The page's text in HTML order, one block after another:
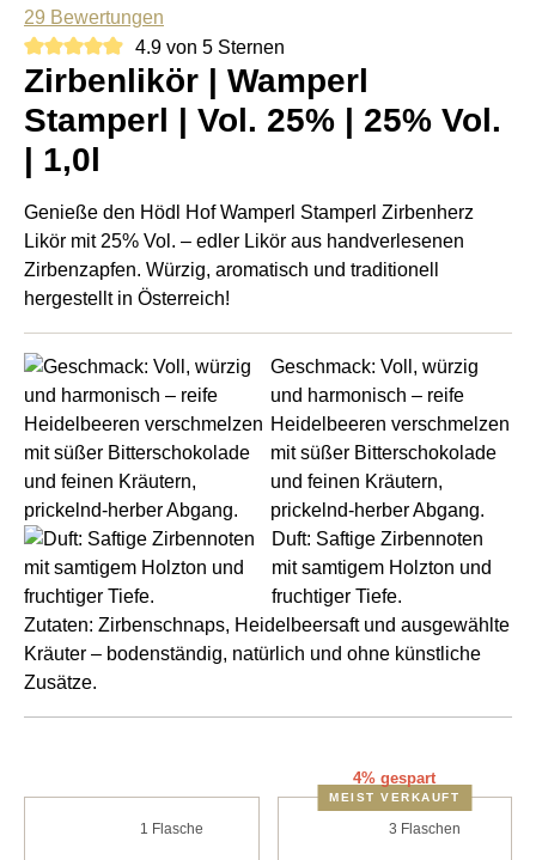
4.9 von 5 Sternen
29 Bewertungen
Zirbenlikör | Wamperl
Stamperl | Vol. 25% | 25% Vol.
| 1,0l
Genieße den Hödl Hof Wamperl Stamperl Zirbenherz
Likör mit 25% Vol. – edler Likör aus handverlesenen
Zirbenzapfen. Würzig, aromatisch und traditionell
hergestellt in Österreich!
Geschmack: Voll, würzig
und harmonisch – reife
Heidelbeeren verschmelzen
mit süßer Bitterschokolade
und feinen Kräutern,
prickelnd-herber Abgang.
Duft: Saftige Zirbennoten
mit samtigem Holzton und
fruchtiger Tiefe.
Zutaten: Zirbenschnaps, Heidelbeersaft und ausgewählte
Kräuter – bodenständig, natürlich und ohne künstliche
Zusätze.
1 Flasche
MEIST VERKAUFT
3 Flaschen
4% gespart